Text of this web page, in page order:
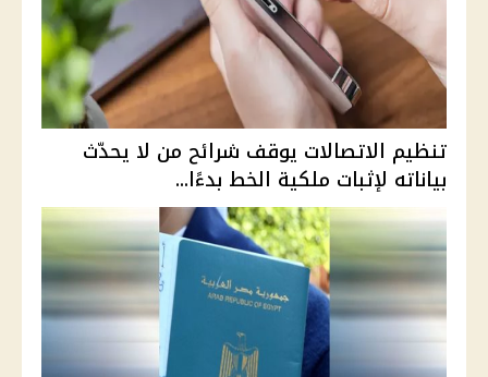
تنظيم الاتصالات يوقف شرائح من لا يحدّث
بياناته لإثبات ملكية الخط بدءًا...